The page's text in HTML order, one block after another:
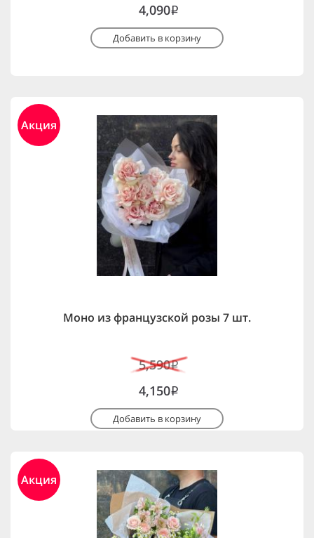
4,090i
Добавить в корзину
Акция
Моно из французской розы 7 шт.
5,590i
4,150i
Добавить в корзину
Акция